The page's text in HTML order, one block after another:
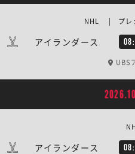
アイランダース
NHL | プレ
UBS
アイランダース